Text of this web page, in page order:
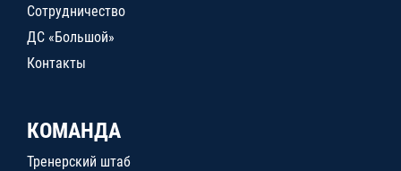
Сотрудничество
ДС «Большой»
Контакты
КОМАНДА
Тренерский штаб